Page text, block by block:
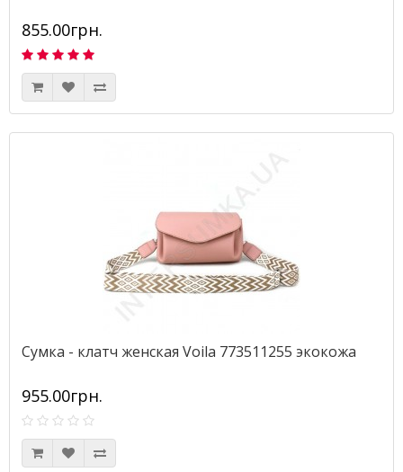
855.00грн.
Сумка - клатч женская Voila 773511255 экокожа
955.00грн.